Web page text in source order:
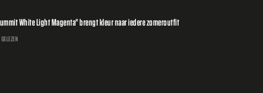
White Light Magenta" brengt kleur naar iedere zomeroutfit